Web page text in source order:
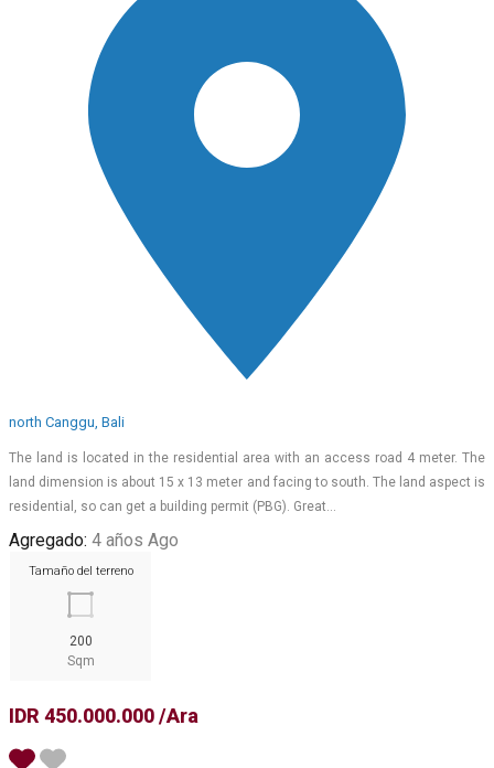
north Canggu, Bali
The land is located in the residential area with an access road 4 meter. The
land dimension is about 15 x 13 meter and facing to south. The land aspect is
residential, so can get a building permit (PBG). Great…
Agregado: 4 años Ago
Tamaño del terreno
200
Sqm
IDR 450.000.000 /Ara